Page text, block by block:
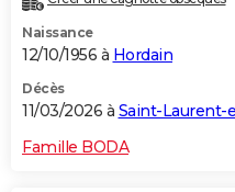
COPAINS D'AVANT
S'inscrire
Se connecter
Lycées
Collèges
Primaires
Universités
Entreprises
Service militaire
Avis de recherche
AVIS DE DÉCÈS
FORUM
Bricolage
Lifestyle
Culture
Sport
Auto
Television
Voyage
Cinema
Naissance
12/10/1956 à Hordain
Décès
11/03/2026 à Saint-Laurent-
Famille BODA